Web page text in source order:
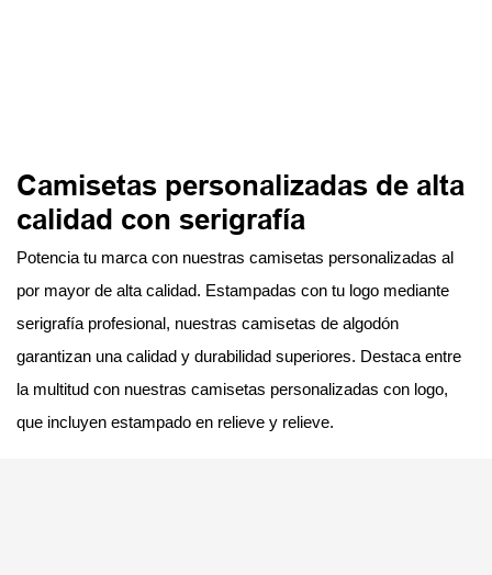
Camisetas personalizadas de alta
calidad con serigrafía
Potencia tu marca con nuestras camisetas personalizadas al
por mayor de alta calidad. Estampadas con tu logo mediante
serigrafía profesional, nuestras camisetas de algodón
garantizan una calidad y durabilidad superiores. Destaca entre
la multitud con nuestras camisetas personalizadas con logo,
que incluyen estampado en relieve y relieve.